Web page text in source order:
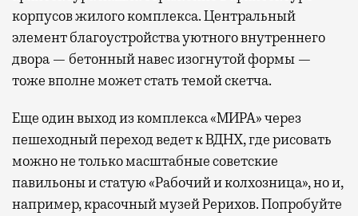
корпусов жилого комплекса. Центральный
элемент благоустройства уютного внутреннего
двора — бетонный навес изогнутой формы —
тоже вполне может стать темой скетча.
Еще один выход из комплекса «МИРА» через
пешеходный переход ведет к ВДНХ, где рисовать
можно не только масштабные советские
павильоны и статую «Рабочий и колхозница», но и,
например, красочный музей Рерихов. Попробуйте